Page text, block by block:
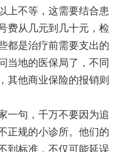
上不等，这需要结合患
费从几元到几十元，检
都是治疗前需要支出的
当地的医保局了，不同
其他商业保险的报销则
一句，千万不要因为追
正规的小诊所。他们的
到标准，不仅可能延误